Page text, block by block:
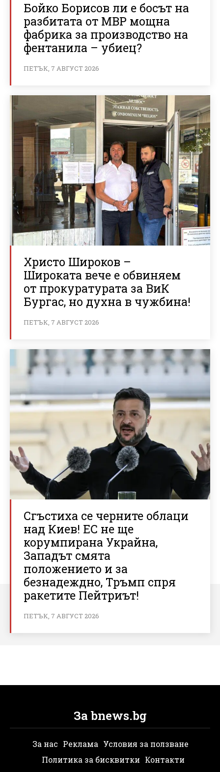
Бойко Борисов ли е босът на
разбитата от МВР мощна
фабрика за производство на
фентанила – убиец?
ПЕТЪК, 7 АВГУСТ 2026
Христо Широков –
Широката вече е обвиняем
от прокуратурата за ВиК
Бургас, но духна в чужбина!
ПЕТЪК, 7 АВГУСТ 2026
Сгъстиха се черните облаци
над Киев! ЕС не ще
корумпирана Украйна,
Западът смята
положението и за
безнадеждно, Тръмп спря
ракетите Пейтриът!
ПЕТЪК, 7 АВГУСТ 2026
За bnews.bg
За нас Реклама Условия за ползване
Политика за бисквитки Контакти